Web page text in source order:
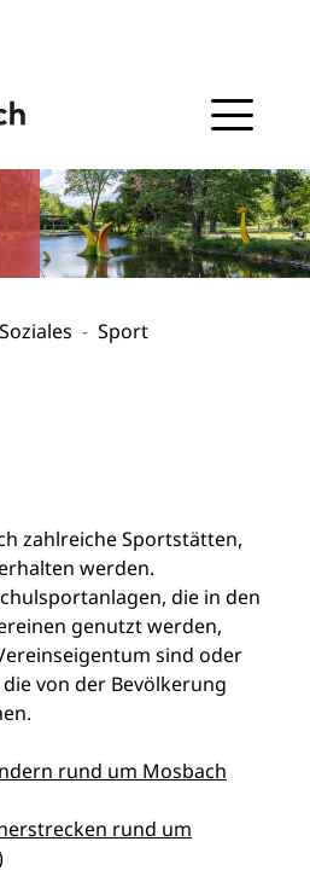
Sport
zahlreiche Sportstätten,
werden.
die in den
genutzt werden,
sind oder
von der Bevölkerung
rund um Mosbach
rund um